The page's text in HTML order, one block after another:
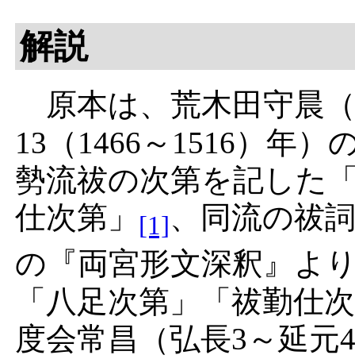
解説
原本は、荒木田守晨
13（1466～1516）年）
勢流祓の次第を記した
仕次第」
[1]、同流の祓
の 『両宮形文深釈』
よ
「八足次第」「祓勤仕
度会常昌
（弘長3～延